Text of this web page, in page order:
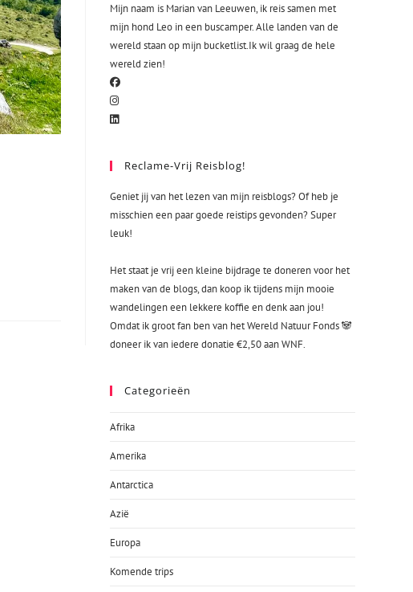
Mijn naam is Marian van Leeuwen, ik reis samen met
mijn hond Leo in een buscamper. Alle landen van de
wereld staan op mijn bucketlist.Ik wil graag de hele
wereld zien!
Reclame-Vrij Reisblog!
Geniet jij van het lezen van mijn reisblogs? Of heb je
misschien een paar goede reistips gevonden? Super
leuk!
Het staat je vrij een kleine bijdrage te doneren voor het
maken van de blogs, dan koop ik tijdens mijn mooie
wandelingen een lekkere koffie en denk aan jou!
Omdat ik groot fan ben van het Wereld Natuur Fonds 🐼
doneer ik van iedere donatie €2,50 aan WNF.
Categorieën
Afrika
Amerika
Antarctica
Azië
Europa
Komende trips